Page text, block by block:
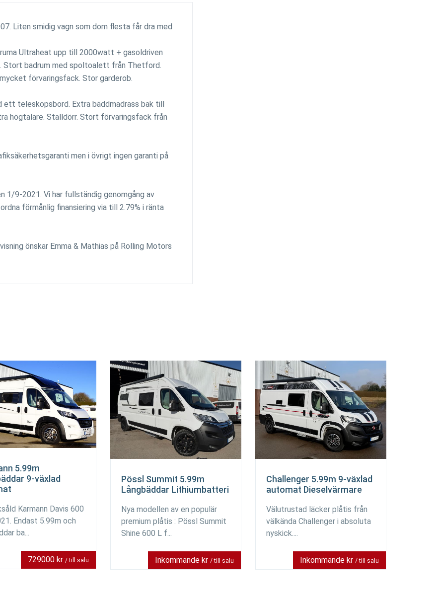
Liten smidig vagn som dom flesta får dra med
Ultraheat upp till 2000watt + gasoldriven
Stort badrum med spoltoalett från Thetford.
förvaringsfack. Stor garderob.
teleskopsbord. Extra bäddmadrass bak till
högtalare. Stalldörr. Stort förvaringsfack från
men i övrigt ingen garanti på
1/9-2021. Vi har fullständig genomgång av
förmånlig finansiering via till 2.79% i ränta
önskar Emma & Mathias på Rolling Motors
5.99m
9-växlad
Karmann Davis 600
Endast 5.99m och
ba...
729000 kr / till salu
Pössl Summit 5.99m
Långbäddar Lithiumbatteri
Nya modellen av en populär
premium plåtis : Pössl Summit
Shine 600 L f...
Inkommande kr / till salu
Challenger 5.99m 9-växlad
automat Dieselvärmare
Välutrustad läcker plåtis från
välkända Challenger i absoluta
nyskick....
Inkommande kr / till salu